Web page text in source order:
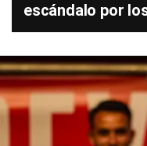
escándalo por